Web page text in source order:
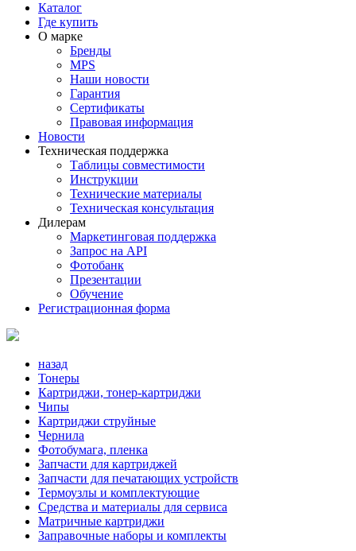
Каталог
Где купить
О марке
Бренды
MPS
Наши новости
Гарантия
Сертификаты
Правовая информация
Новости
Техническая поддержка
Таблицы совместимости
Инструкции
Технические материалы
Техническая консультация
Дилерам
Маркетинговая поддержка
Запрос на API
Фотобанк
Презентации
Обучение
Регистрационная форма
назад
Тонеры
Картриджи, тонер-картриджи
Чипы
Картриджи струйные
Чернила
Фотобумага, пленка
Запчасти для картриджей
Запчасти для печатающих устройств
Термоузлы и комплектующие
Средства и материалы для сервиса
Матричные картриджи
Заправочные наборы и комплекты